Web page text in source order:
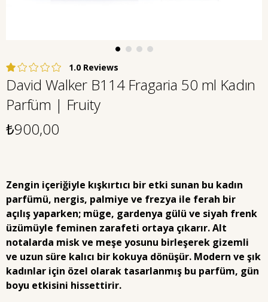
1.0
David Walker B114 Fragaria 50 ml Kadın
Parfüm | Fruity
₺900,00
Zengin içeriğiyle kışkırtıcı bir etki sunan bu kadın
parfümü, nergis, palmiye ve frezya ile ferah bir
açılış yaparken; müge, gardenya gülü ve siyah frenk
üzümüyle feminen zarafeti ortaya çıkarır. Alt
notalarda misk ve meşe yosunu birleşerek gizemli
ve uzun süre kalıcı bir kokuya dönüşür. Modern ve şık
kadınlar için özel olarak tasarlanmış bu parfüm, gün
boyu etkisini hissettirir.